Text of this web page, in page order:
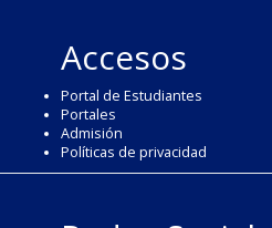
Accesos
Portal de Estudiantes
Portales
Admisión
Políticas de privacidad